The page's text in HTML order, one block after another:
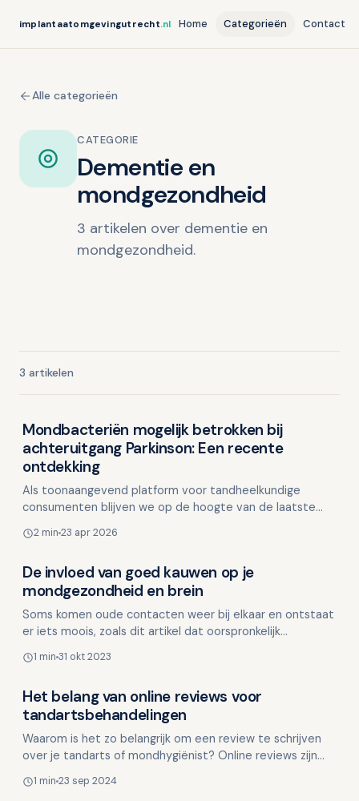
implantaatomgevingutrecht.nl Home Categorieën Contact
Alle categorieën
CATEGORIE
Dementie en
mondgezondheid
3 artikelen over dementie en
mondgezondheid.
3 artikelen
Dementie en mondgezondheid
Mondbacteriën mogelijk betrokken bij
achteruitgang Parkinson: Een recente
ontdekking
Als toonaangevend platform voor tandheelkundige
consumenten blijven we op de hoogte van de laatste
waard…
2 min 23 apr 2026
Dementie en mondgezondheid
De invloed van goed kauwen op je
mondgezondheid en brein
Soms komen oude contacten weer bij elkaar en ontstaat
er iets moois, zoals dit artikel dat oorspronkelijk
Atte…
1 min 31 okt 2023
Dementie en mondgezondheid
Het belang van online reviews voor
tandartsbehandelingen
Waarom is het zo belangrijk om een review te schrijven
over je tandarts of mondhygiënist? Online reviews zijn
1 min 23 sep 2024